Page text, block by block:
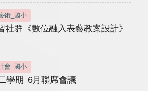
術_國小
社群《數位融入表藝教案設計》
會_國小
學期 6月聯席會議